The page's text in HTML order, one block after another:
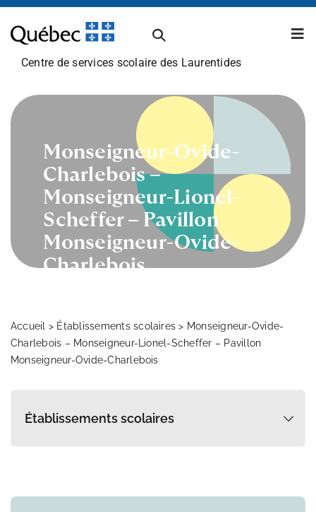
Passer
au
contenu
Carrières
Admissions et inscriptions
Établissements scolaires
Transport scolaire
Centre de services scolaire des Laurentides
Monseigneur-Ovide-
Charlebois –
Monseigneur-Lionel-
Scheffer – Pavillon
Monseigneur-Ovide-
Charlebois
Accueil > Établissements scolaires > Monseigneur-Ovide-
Charlebois – Monseigneur-Lionel-Scheffer – Pavillon
Monseigneur-Ovide-Charlebois